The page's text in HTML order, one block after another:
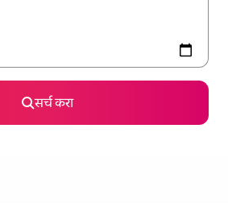
सर्च करा